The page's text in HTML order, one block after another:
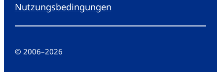
Nutzungsbedingungen
© 2006–2026